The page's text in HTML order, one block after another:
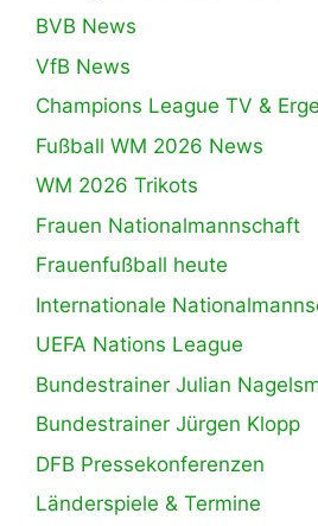
BVB News
VfB News
Champions League TV &
Fußball WM 2026 News
WM 2026 Trikots
Frauen Nationalmannschaft
Frauenfußball heute
Internationale
UEFA Nations League
Bundestrainer Julian
Bundestrainer Jürgen Klopp
DFB Pressekonferenzen
Länderspiele & Termine